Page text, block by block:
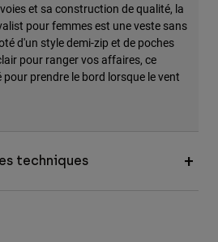
et sa construction de qualité, la
pour femmes est une veste sans
d'un style demi-zip et de poches
pour ranger vos affaires, ce
prendre le bord lorsque le vent
techniques